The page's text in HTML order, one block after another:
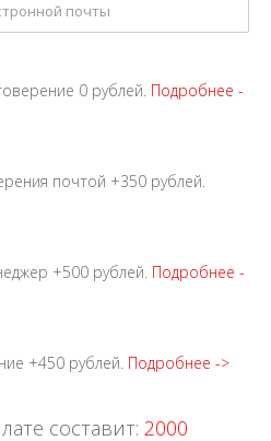
0 рублей. Подробнее -
почтой +350 рублей.
+500 рублей. Подробнее -
+450 рублей. Подробнее ->
составит: 2000